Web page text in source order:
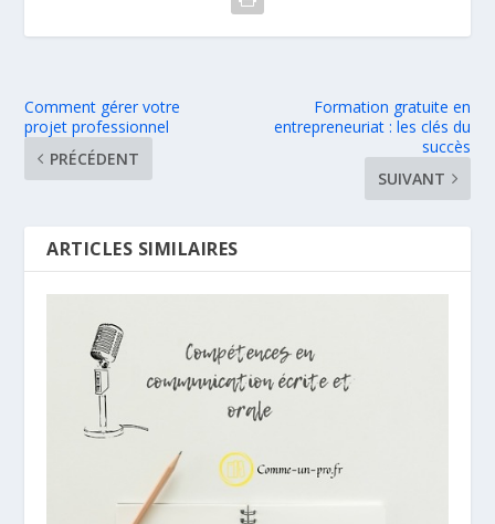
Comment gérer votre
projet professionnel
PRÉCÉDENT
Formation gratuite en
entrepreneuriat : les clés du
succès
SUIVANT
ARTICLES SIMILAIRES